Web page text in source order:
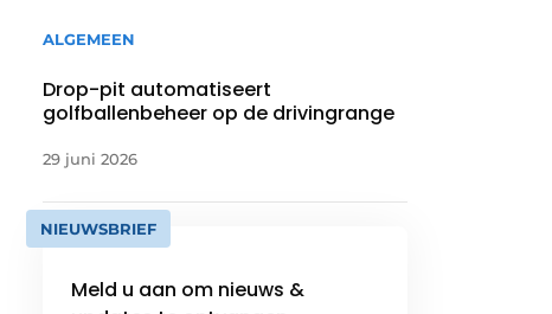
ALGEMEEN
Drop-pit automatiseert
golfballenbeheer op de drivingrange
29 juni 2026
NIEUWSBRIEF
Meld u aan om nieuws &